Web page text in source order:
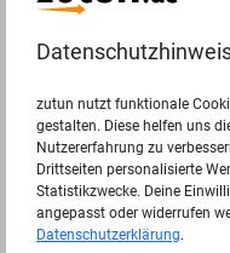
zutun nutzt funktionale
gestalten. Diese helfen uns
Nutzererfahrung zu
Drittseiten personalisierte
Statistikzwecke. Deine
angepasst oder widerrufen
Datenschutzerklärung.